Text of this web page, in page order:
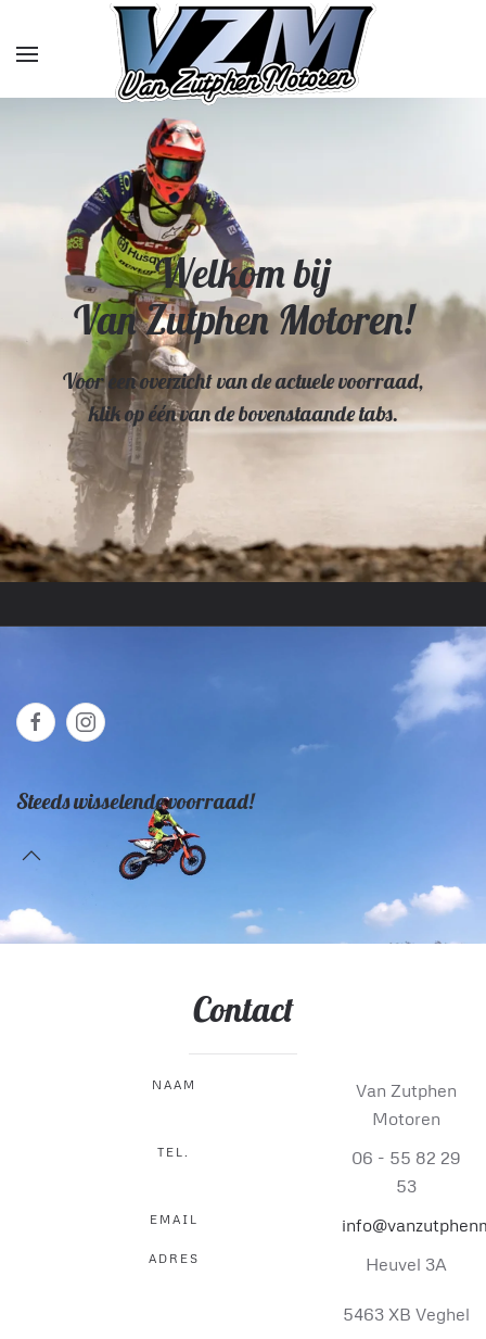
Overslaan en naar de inhoud gaan
Welkom bij
Van Zutphen Motoren!
Voor een overzicht van de actuele voorraad,
klik op één van de bovenstaande tabs.
Steeds wisselende voorraad!
Contact
NAAM
Van Zutphen
Motoren
TEL.
06 - 55 82 29
53
EMAIL
ADRES Heuvel 3A
5463 XB Veghel